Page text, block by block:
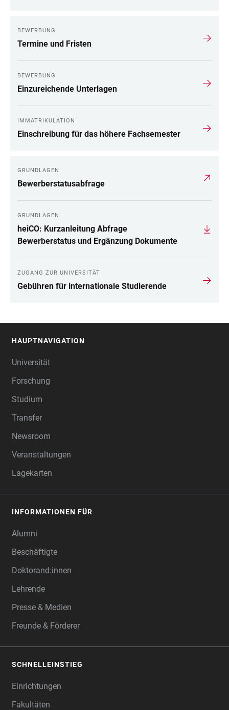
BEWERBUNG
Termine und Fristen
BEWERBUNG
Einzureichende Unterlagen
IMMATRIKULATION
Einschreibung für das höhere Fachsemester
GRUNDLAGEN
Bewerberstatusabfrage
GRUNDLAGEN
heiCO: Kurzanleitung Abfrage
Bewerberstatus und Ergänzung Dokumente
ZUGANG ZUR UNIVERSITÄT
Gebühren für internationale Studierende
HAUPTNAVIGATION
Universität
Forschung
Studium
Transfer
Newsroom
Veranstaltungen
Lagekarten
INFORMATIONEN FÜR
Alumni
Beschäftigte
Doktorand:innen
Lehrende
Presse & Medien
Freunde & Förderer
SCHNELLEINSTIEG
Einrichtungen
Fakultäten